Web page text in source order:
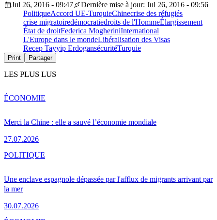
Jul 26, 2016 - 09:47
Dernière mise à jour: Jul 26, 2016 - 09:56
PolitiqueAccord UE-TurquieChinecrise des réfugiés
crise migratoiredémocratiedroits de l'HommeÉlargissement
État de droitFederica MogheriniInternational
L'Europe dans le mondeLibéralisation des Visas
Recep Tayyip ErdogansécuritéTurquie
Print Partager
LES PLUS LUS
Merci la Chine : elle a sauvé l’économie mondiale
27.07.2026
ÉCONOMIE
Une enclave espagnole dépassée par l'afflux de migrants arrivant par
la mer
30.07.2026
POLITIQUE